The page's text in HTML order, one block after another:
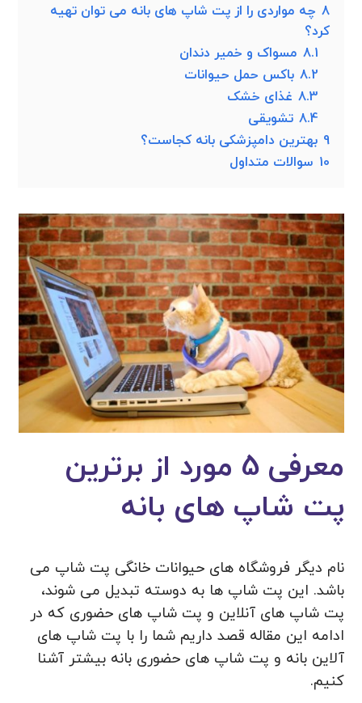
8 چه مواردی را از پت شاپ های بانه می توان تهیه
کرد؟
8.1 مسواک و خمیر دندان
8.2 باکس حمل حیوانات
8.3 غذای خشک
8.4 تشویقی
9 بهترین دامپزشکی بانه کجاست؟
10 سوالات متداول
معرفی 5 مورد از برترین
پت شاپ های بانه
نام دیگر فروشگاه های حیوانات خانگی پت شاپ می
باشد. این پت شاپ ها به دوسته تبدیل می شوند،
پت شاپ های آنلاین و پت شاپ های حضوری که در
ادامه این مقاله قصد داریم شما را با پت شاپ های
آلاین بانه و پت شاپ های حضوری بانه بیشتر آشنا
کنیم.